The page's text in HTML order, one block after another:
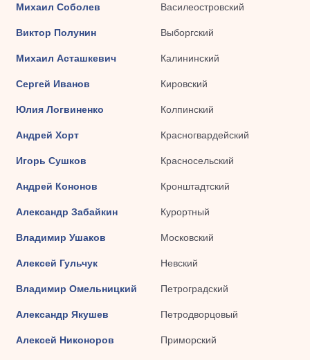
Михаил Соболев Василеостровский
Виктор Полунин Выборгский
Михаил Асташкевич Калининский
Сергей Иванов Кировский
Юлия Логвиненко Колпинский
Андрей Хорт Красногвардейский
Игорь Сушков Красносельский
Андрей Кононов Кронштадтский
Александр Забайкин Курортный
Владимир Ушаков Московский
Алексей Гульчук Невский
Владимир Омельницкий Петроградский
Александр Якушев Петродворцовый
Алексей Никоноров Приморский